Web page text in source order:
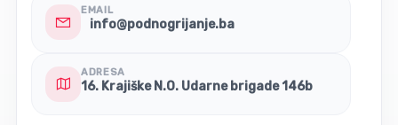
terase restorana i zatvoreni unutarnji prostori..
EMAIL
info@podnogrijanje.ba
ADRESA
16. Krajiške N.O. Udarne brigade 146b